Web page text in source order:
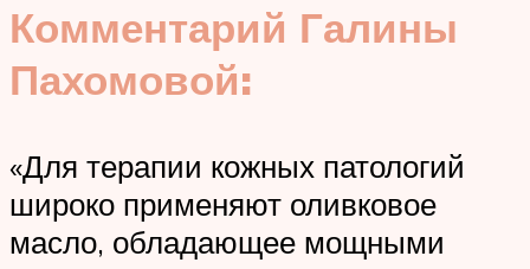
Комментарий Галины
Пахомовой:
«Для терапии кожных патологий
широко применяют оливковое
масло, обладающее мощными